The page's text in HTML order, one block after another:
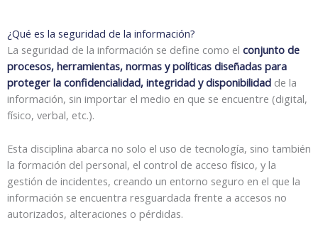
¿Qué es la seguridad de la información?
La seguridad de la información se define como el conjunto de
procesos, herramientas, normas y políticas diseñadas para
proteger la confidencialidad, integridad y disponibilidad de la
información, sin importar el medio en que se encuentre (digital,
físico, verbal, etc.).
Esta disciplina abarca no solo el uso de tecnología, sino también
la formación del personal, el control de acceso físico, y la
gestión de incidentes, creando un entorno seguro en el que la
información se encuentra resguardada frente a accesos no
autorizados, alteraciones o pérdidas.